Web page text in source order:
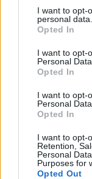
I want to opt-
personal data.
Opted In
I want to opt-
Personal Data.
Opted In
I want to opt-
Personal
Opted In
I want to opt-
Retention,
Personal
Purposes for
Opted Out
Let’s celebrate με